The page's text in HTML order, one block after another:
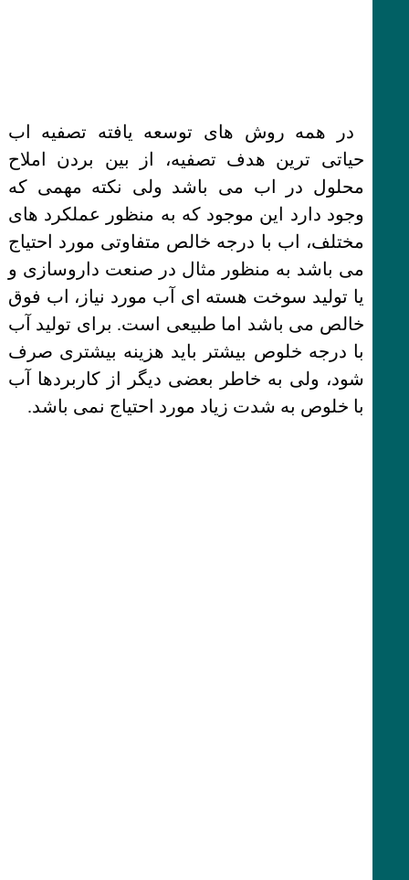
در همه روش های توسعه یافته تصفیه اب
حیاتی ترین هدف تصفیه، از بین بردن املاح
محلول در اب می باشد ولی نکته مهمی که
وجود دارد این موجود که به منظور عملکرد های
مختلف، اب با درجه خالص متفاوتی مورد احتیاج
می باشد به منظور مثال در صنعت داروسازی و
یا تولید سوخت هسته ای آب مورد نیاز، اب فوق
خالص می باشد اما طبیعی است. برای تولید آب
با درجه خلوص بیشتر باید هزینه بیشتری صرف
شود، ولی به خاطر بعضی دیگر از کاربردها آب
با خلوص به شدت زیاد مورد احتیاج نمی باشد.